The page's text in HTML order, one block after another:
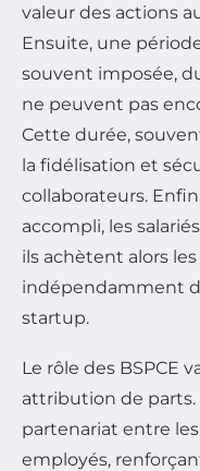
valeur des actions
Ensuite, une
souvent imposée,
ne peuvent pas
Cette durée,
la fidélisation et
collaborateurs.
accompli, les
ils achètent alors
indépendamment
startup.
Le rôle des BSPCE
attribution de
partenariat entre
employés,